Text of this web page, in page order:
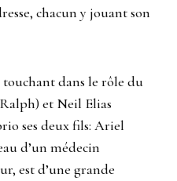
chacun y jouant son
dans le rôle du
et Neil Elias
ses deux fils: Ariel
d’un médecin
est d’une grande